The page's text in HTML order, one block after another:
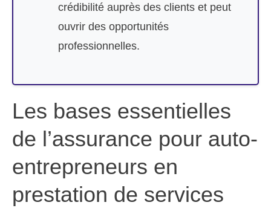
crédibilité auprès des clients et peut
ouvrir des opportunités
professionnelles.
Les bases essentielles
de l’assurance pour auto-
entrepreneurs en
prestation de services